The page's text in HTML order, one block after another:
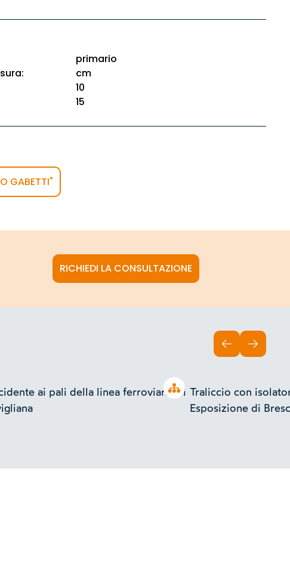
primario
cm
10
15
GABETTI"
RICHIEDI LA CONSULTAZIONE
Open tree
ai pali della linea ferroviaria di Traliccio con
Esposizione di
INDIETROAVANTI